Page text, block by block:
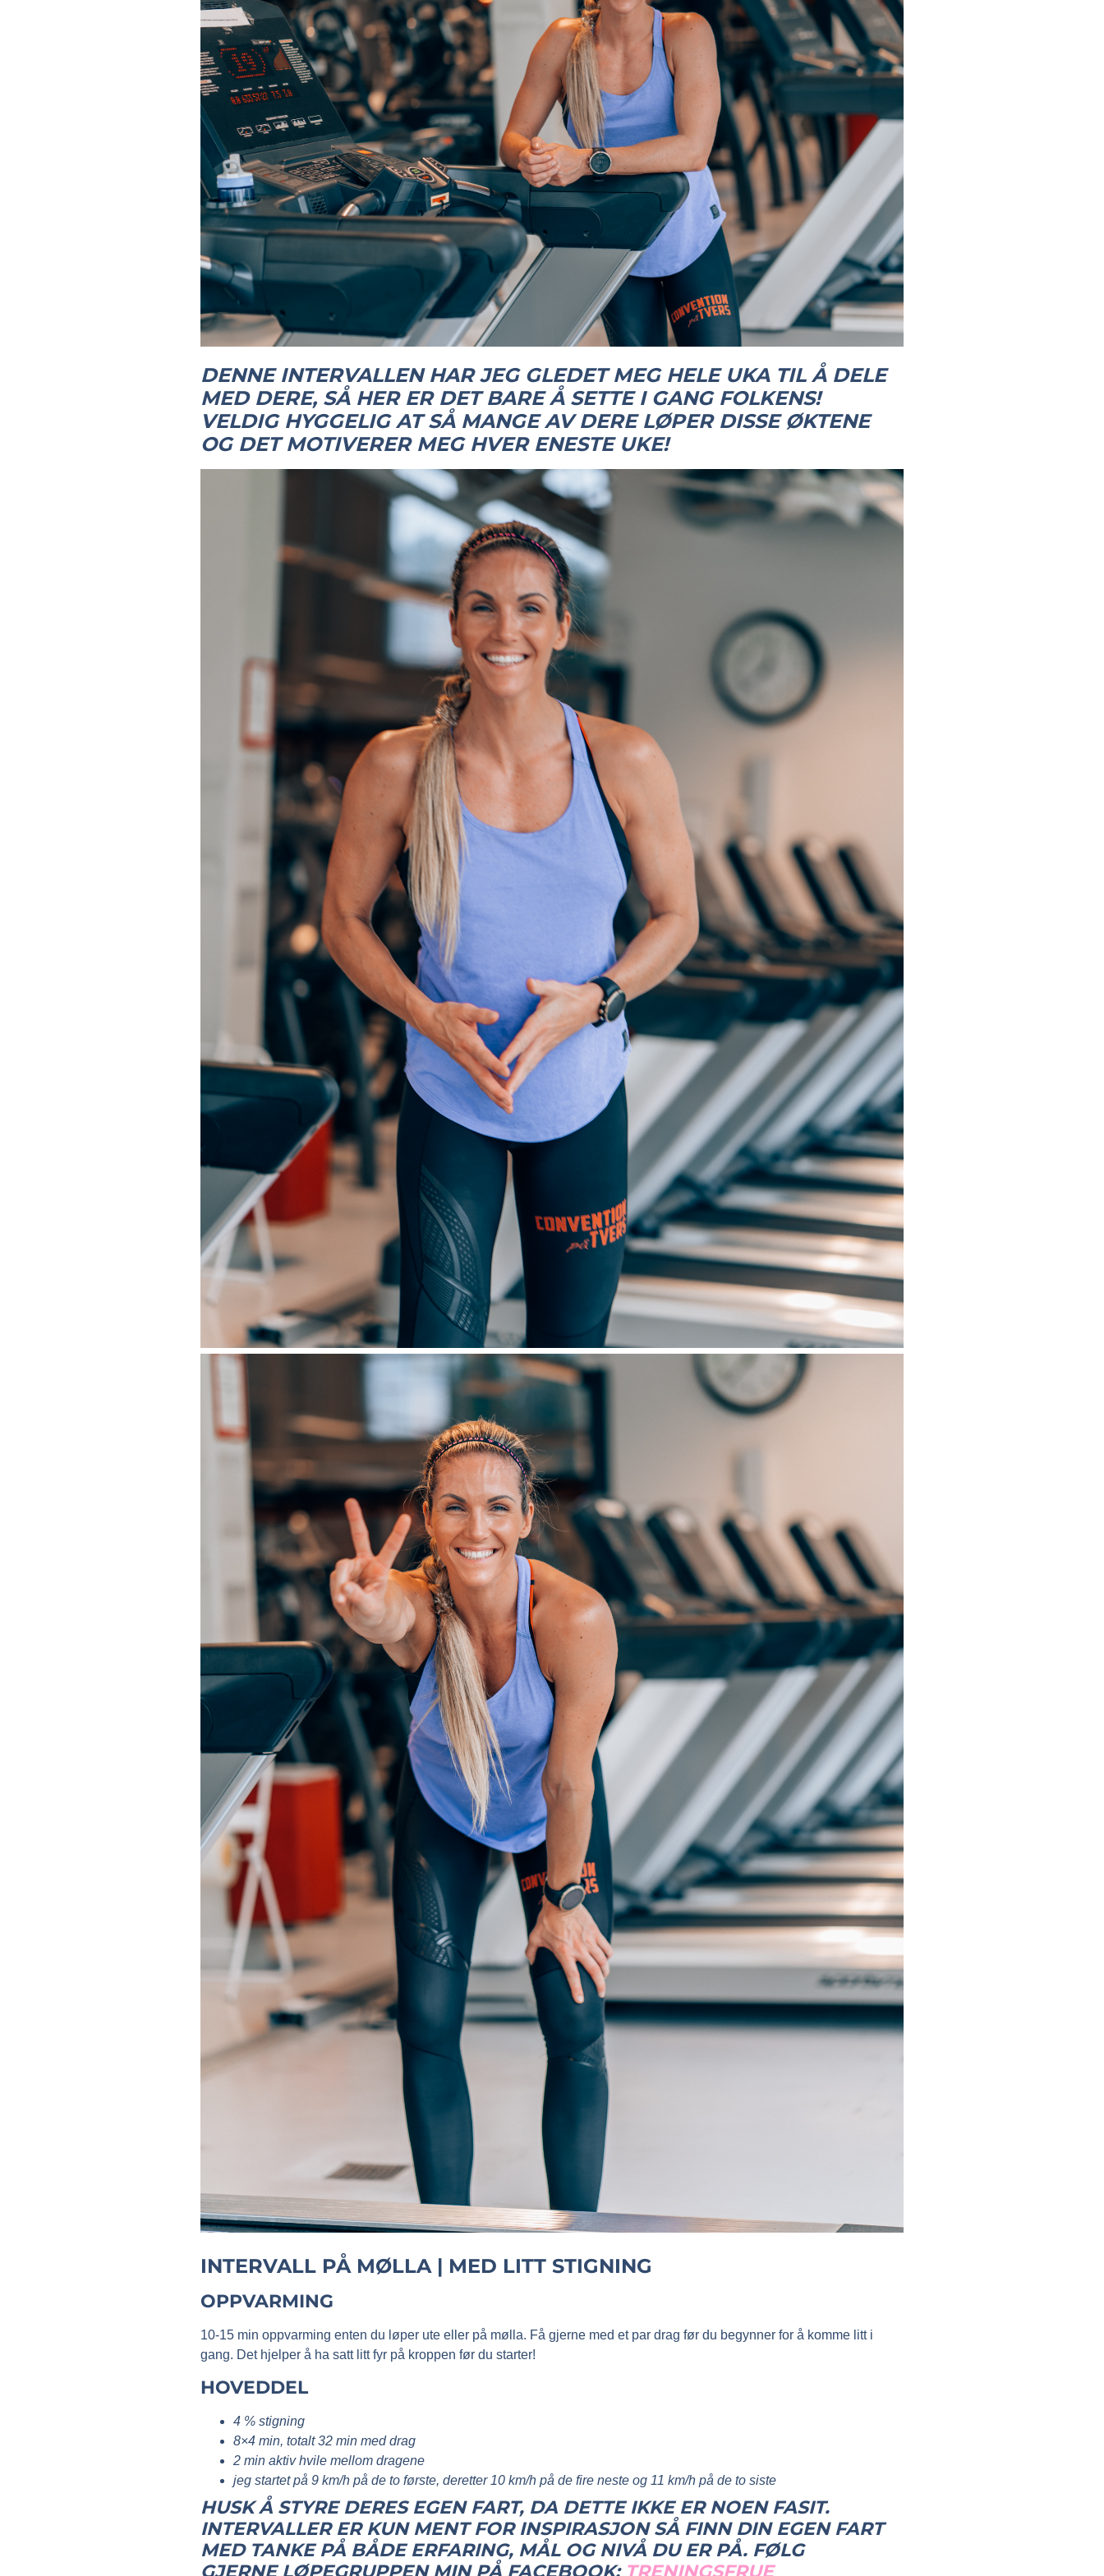
DENNE INTERVALLEN HAR JEG GLEDET MEG HELE UKA TIL Å DELE
MED DERE, SÅ HER ER DET BARE Å SETTE I GANG FOLKENS!
VELDIG HYGGELIG AT SÅ MANGE AV DERE LØPER DISSE ØKTENE
OG DET MOTIVERER MEG HVER ENESTE UKE!
INTERVALL PÅ MØLLA | MED LITT STIGNING
OPPVARMING
10-15 min oppvarming enten du løper ute eller på mølla. Få gjerne med et par drag før du begynner for å komme litt i
gang. Det hjelper å ha satt litt fyr på kroppen før du starter!
HOVEDDEL
4 % stigning
8×4 min, totalt 32 min med drag
2 min aktiv hvile mellom dragene
jeg startet på 9 km/h på de to første, deretter 10 km/h på de fire neste og 11 km/h på de to siste
HUSK Å STYRE DERES EGEN FART, DA DETTE IKKE ER NOEN FASIT.
INTERVALLER ER KUN MENT FOR INSPIRASJON SÅ FINN DIN EGEN FART
MED TANKE PÅ BÅDE ERFARING, MÅL OG NIVÅ DU ER PÅ. FØLG
GJERNE LØPEGRUPPEN MIN PÅ FACEBOOK; TRENINGSFRUE